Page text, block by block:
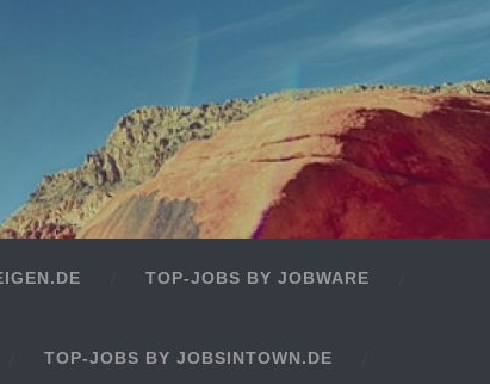
TOP-JOBS BY JOBWARE
TOP-JOBS BY JOBSINTOWN.DE